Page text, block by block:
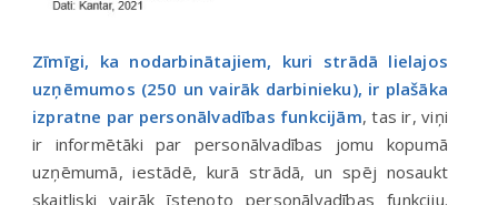
Zīmīgi, ka nodarbinātajiem, kuri strādā lielajos
uzņēmumos (250 un vairāk darbinieku), ir plašāka
izpratne par personālvadības funkcijām, tas ir, viņi
ir informētāki par personālvadības jomu kopumā
uzņēmumā, iestādē, kurā strādā, un spēj nosaukt
skaitliski vairāk īstenoto personālvadības funkciju.